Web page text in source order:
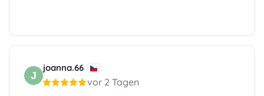
J
joanna.66
vor 2 Tagen